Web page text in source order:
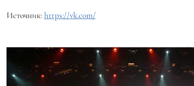
Источник:https://vk.com/